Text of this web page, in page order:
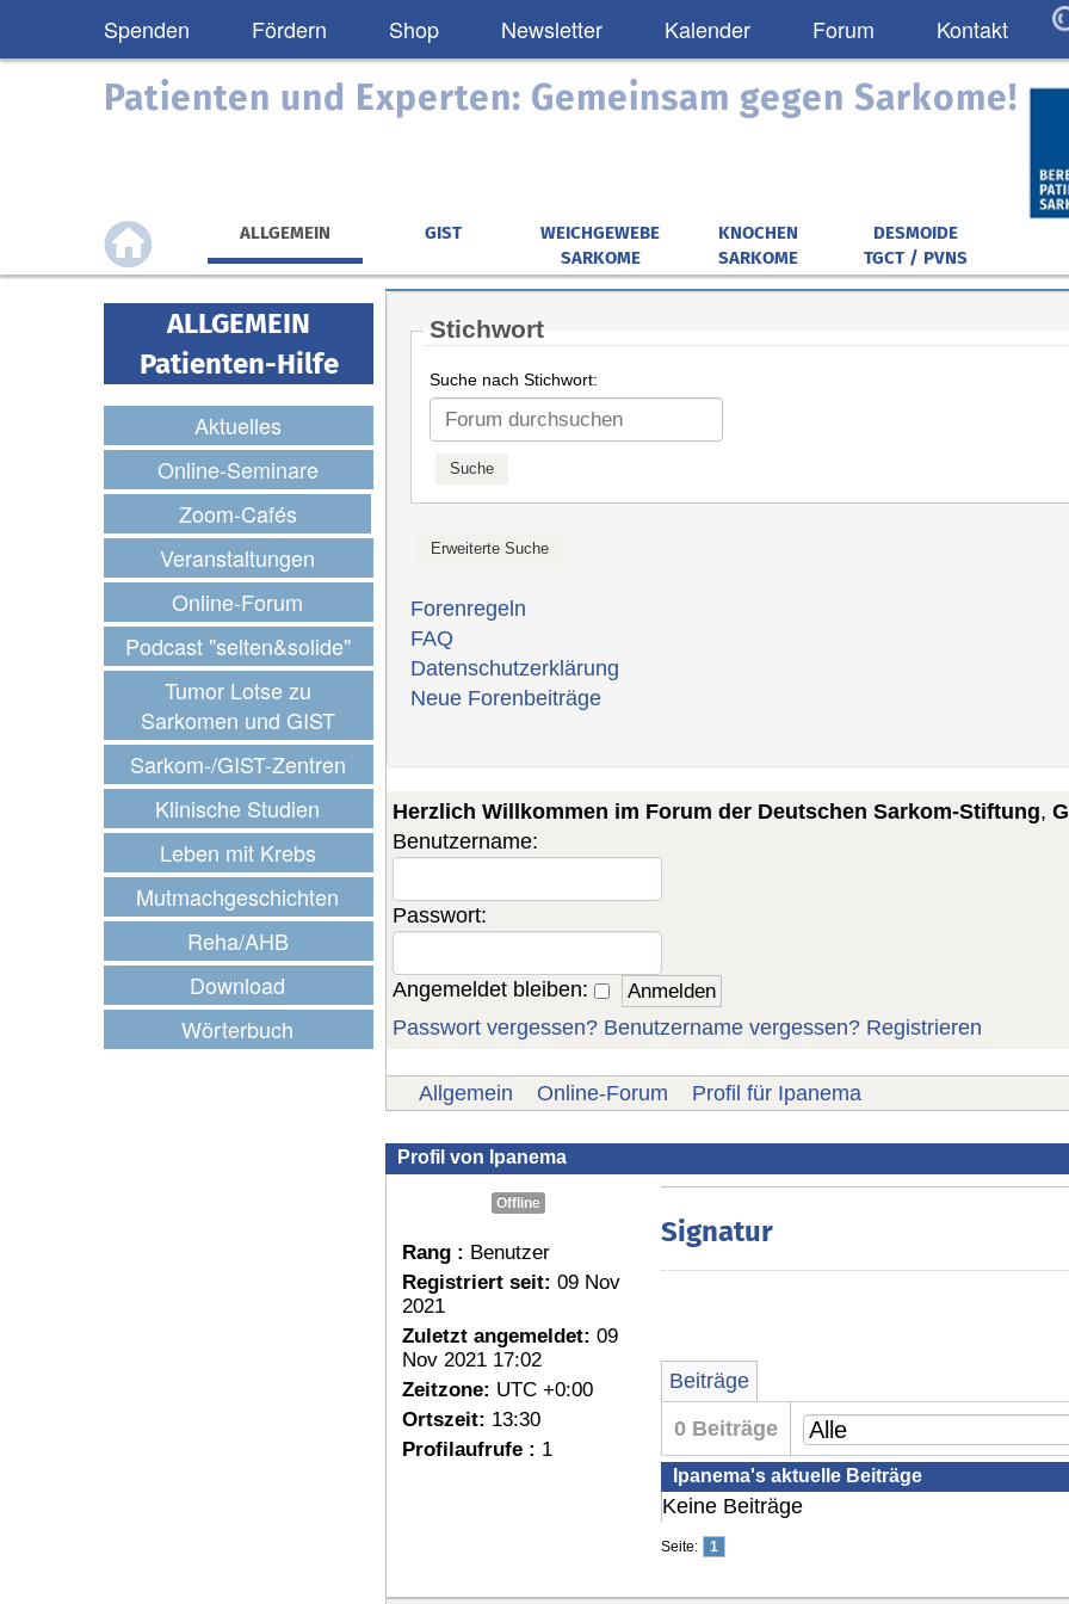
Spenden Fördern Shop Newsletter Kalender Forum Kontakt
Patienten und Experten: Gemeinsam gegen Sarkome!
ALLGEMEIN GIST
WEICHGEWEBE
SARKOME
KNOCHEN
SARKOME
DESMOIDE
TGCT / PVNS
ALLGEMEIN
Patienten-Hilfe
Aktuelles
Online-Seminare
Zoom-Cafés
Veranstaltungen
Online-Forum
Podcast "selten&solide"
Tumor Lotse zu
Sarkomen und GIST
Sarkom-/GIST-Zentren
Klinische Studien
Leben mit Krebs
Mutmachgeschichten
Reha/AHB
Download
Wörterbuch
Stichwort
Suche nach Stichwort:
Forenregeln
FAQ
Datenschutzerklärung
Neue Forenbeiträge
Herzlich Willkommen im Forum der Deutschen Sarkom-Stiftung,
Benutzername:
Passwort:
Angemeldet bleiben:
Passwort vergessen? Benutzername vergessen? Registrieren
Allgemein Online-Forum Profil für Ipanema
Profil von Ipanema
Offline
Rang : Benutzer
Registriert seit: 09 Nov
2021
Zuletzt angemeldet: 09
Nov 2021 17:02
Zeitzone: UTC +0:00
Ortszeit: 13:30
Profilaufrufe : 1
Signatur
Beiträge
0 Beiträge
Ipanema's aktuelle Beiträge
Keine Beiträge
Seite: 1